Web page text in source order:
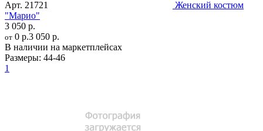
Арт. 21721
Женский костюм
"Марио"
3 050 р.
от 0 р.3 050 р.
В наличии на маркетплейсах
Размеры: 44-46
1